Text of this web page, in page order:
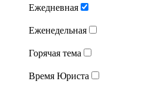
Ежедневная
Еженедельная
Горячая тема
Время Юриста